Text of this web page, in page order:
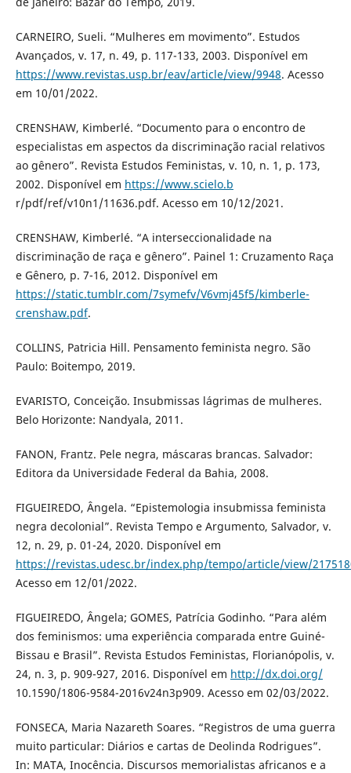
CARNEIRO, Sueli. “Mulheres em movimento”. Estudos
Avançados, v. 17, n. 49, p. 117-133, 2003. Disponível em
https://www.revistas.usp.br/eav/article/view/9948. Acesso
em 10/01/2022.
CRENSHAW, Kimberlé. “Documento para o encontro de
especialistas em aspectos da discriminação racial relativos
ao gênero”. Revista Estudos Feministas, v. 10, n. 1, p. 173,
2002. Disponível em https://www.scielo.b
r/pdf/ref/v10n1/11636.pdf. Acesso em 10/12/2021.
CRENSHAW, Kimberlé. “A interseccionalidade na
discriminação de raça e gênero”. Painel 1: Cruzamento Raça
e Gênero, p. 7-16, 2012. Disponível em
https://static.tumblr.com/7symefv/V6vmj45f5/kimberle-
crenshaw.pdf.
COLLINS, Patricia Hill. Pensamento feminista negro. São
Paulo: Boitempo, 2019.
EVARISTO, Conceição. Insubmissas lágrimas de mulheres.
Belo Horizonte: Nandyala, 2011.
FANON, Frantz. Pele negra, máscaras brancas. Salvador:
Editora da Universidade Federal da Bahia, 2008.
FIGUEIREDO, Ângela. “Epistemologia insubmissa feminista
negra decolonial”. Revista Tempo e Argumento, Salvador, v.
12, n. 29, p. 01-24, 2020. Disponível em
https://revistas.udesc.br/index.php/tempo/article/view/
Acesso em 12/01/2022.
FIGUEIREDO, Ângela; GOMES, Patrícia Godinho. “Para além
dos feminismos: uma experiência comparada entre Guiné-
Bissau e Brasil”. Revista Estudos Feministas, Florianópolis, v.
24, n. 3, p. 909-927, 2016. Disponível em http://dx.doi.org/
10.1590/1806-9584-2016v24n3p909. Acesso em 02/03/2022.
FONSECA, Maria Nazareth Soares. “Registros de uma guerra
muito particular: Diários e cartas de Deolinda Rodrigues”.
In: MATA, Inocência. Discursos memorialistas africanos e a